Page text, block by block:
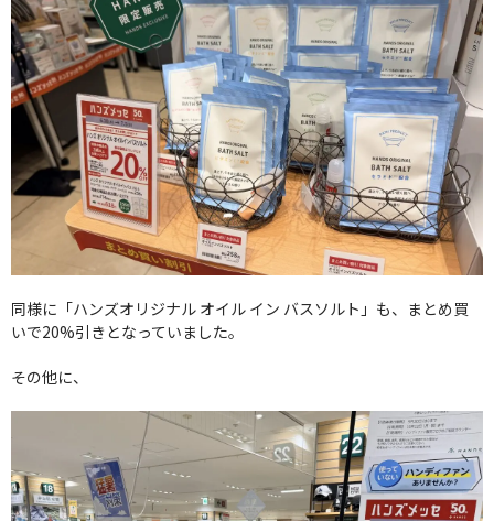
同様に「ハンズオリジナル オイル イン バスソルト」も、まとめ買
いで20%引きとなっていました。
その他に、